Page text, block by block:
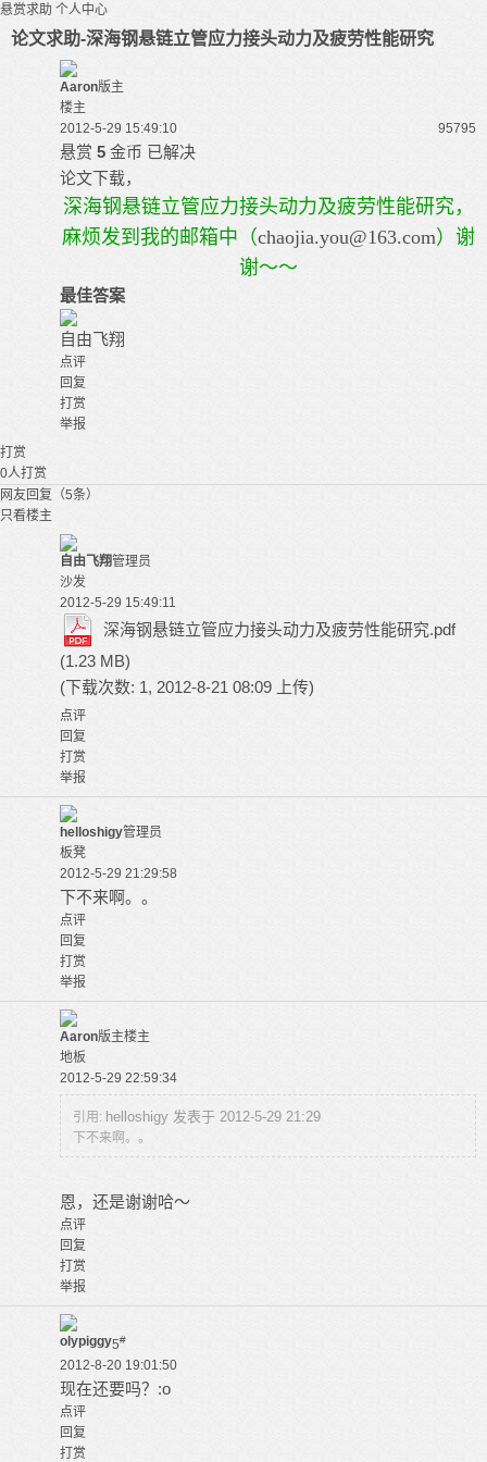
悬赏求助 个人中心
论文求助-深海钢悬链立管应力接头动力及疲劳性能研究
Aaron版主
楼主
2012-5-29 15:49:10
95795
悬赏 5 金币 已解决
论文下载，
深海钢悬链立管应力接头动力及疲劳性能研究，
麻烦发到我的邮箱中（chaojia.you@163.com）谢
谢～～
最佳答案
自由飞翔
点评
回复
打赏
举报
打赏
0人打赏
网友回复（5条）
只看楼主
自由飞翔管理员
沙发
2012-5-29 15:49:11
深海钢悬链立管应力接头动力及疲劳性能研究.pdf
(1.23 MB)
(下载次数: 1, 2012-8-21 08:09 上传)
点评
回复
打赏
举报
helloshigy管理员
板凳
2012-5-29 21:29:58
下不来啊。。
点评
回复
打赏
举报
Aaron版主楼主
地板
2012-5-29 22:59:34
引用: helloshigy 发表于 2012-5-29 21:29
下不来啊。。
恩，还是谢谢哈～
点评
回复
打赏
举报
olypiggy5#
2012-8-20 19:01:50
现在还要吗？:o
点评
回复
打赏